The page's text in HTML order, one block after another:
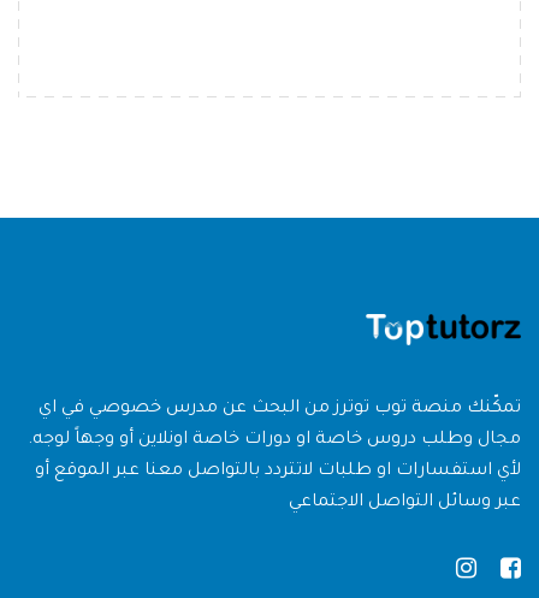
تمكّنك منصة توب توترز من البحث عن مدرس خصوصي في اي
مجال وطلب دروس خاصة او دورات خاصة اونلاين أو وجهاً لوجه.
لأي استفسارات او طلبات لاتتردد بالتواصل معنا عبر الموقع أو
عبر وسائل التواصل الاجتماعي